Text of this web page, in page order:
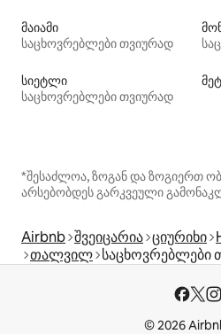
მაიამი
საცხოვრებლები თვიურად
სიეტლი
საცხოვრებლები თვიურად
*შესაძლოა, ზოგან და ზოგიერთ
არსებობდეს გარკვეული
Airbnb შვეიცარია ციურიხი
თალვილ საცხოვრებლები
© 2026